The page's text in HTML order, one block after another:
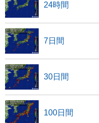
24時間
7日間
30日間
100日間